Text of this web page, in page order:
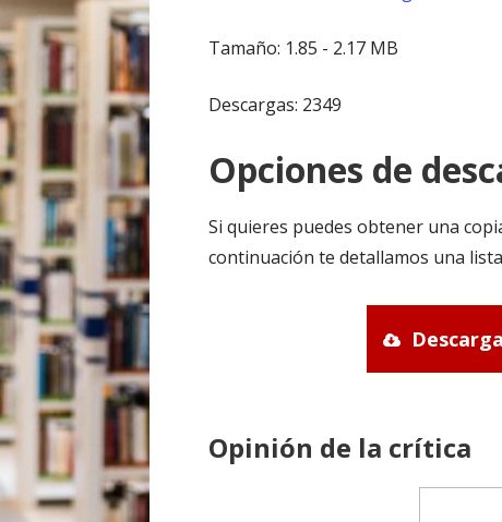
Tamaño: 1.85 - 2.17 MB
Descargas: 2349
Opciones de
Si quieres puedes obtener una
continuación te detallamos una
Opinión de la crítica